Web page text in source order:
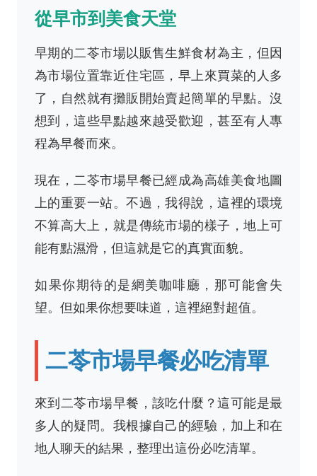
從早市到美食天堂
早期的二苓市場以販售生鮮食材為主，但因
為市場位置靠近住宅區，早上來買菜的人多
了，自然就有攤販開始賣起簡單的早點。沒
想到，這些早點越來越受歡迎，甚至有人專
程為早餐而來。
現在，二苓市場早餐已經成為高雄美食地圖
上的重要一站。不過，我得說，這裡的環境
不算高大上，就是傳統市場的樣子，地上可
能有點濕滑，但這就是它的真實面貌。
如果你期待的是網美咖啡廳，那可能會失
望。但如果你想要味道，這裡絕對超值。
二苓市場早餐必吃清單
來到二苓市場早餐，該吃什麼？這可能是最
多人的疑問。我根據自己的經驗，加上和在
地人聊天的結果，整理出這份必吃清單。